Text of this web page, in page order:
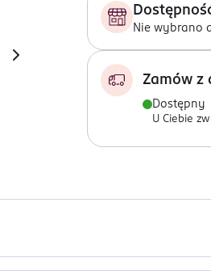
Nie wybrano
Zamów z
Dostępny
U Ciebie
różowy odcień. Wazelina w